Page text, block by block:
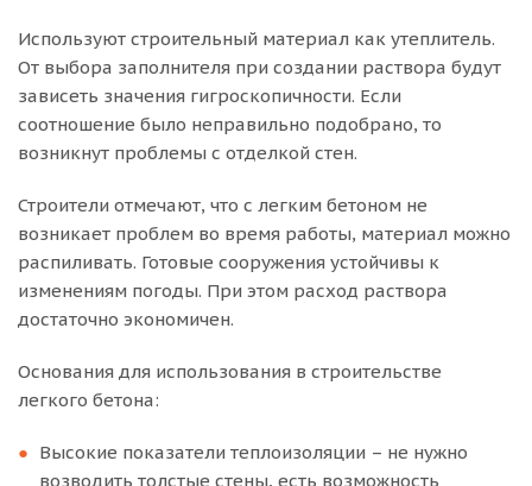
Используют строительный материал как утеплитель.
От выбора заполнителя при создании раствора будут
зависеть значения гигроскопичности. Если
соотношение было неправильно подобрано, то
возникнут проблемы с отделкой стен.
Строители отмечают, что с легким бетоном не
возникает проблем во время работы, материал можно
распиливать. Готовые сооружения устойчивы к
изменениям погоды. При этом расход раствора
достаточно экономичен.
Основания для использования в строительстве
легкого бетона:
Высокие показатели теплоизоляции – не нужно
возводить толстые стены, есть возможность